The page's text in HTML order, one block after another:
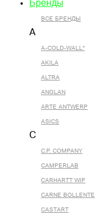
Бренды
ВСЕ БРЕНДЫ
A
A-COLD-WALL*
AKILA
ALTRA
ANGLAN
ARTE ANTWERP
ASICS
C
C.P. COMPANY
CAMPERLAB
CARHARTT WIP
CARNE BOLLENTE
CASTART